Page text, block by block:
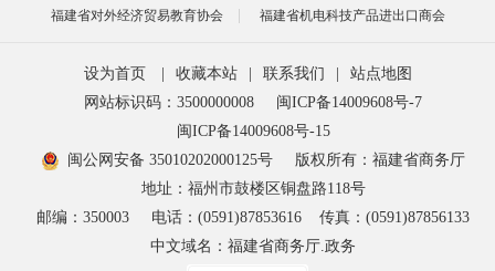
福建省对外经济贸易教育协会
福建省机电科技产品进出口商会
设为首页 收藏本站 联系我们
站点地图
网站标识码：3500000008
闽ICP备14009608号-7
闽ICP备14009608号-15
闽公网安备 35010202000125号
版权所有：福建省商务厅
地址：福州市鼓楼区铜盘路118号
邮编：350003
电话：(0591)87853616
传真：(0591)87856133
中文域名：福建省商务厅.政务